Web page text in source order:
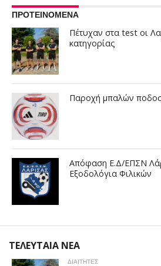
ΠΡΟΤΕΙΝΟΜΕΝΑ
Πέτυχαν στα test οι
κατηγορίας
Παροχή μπαλών
Απόφαση Ε.Δ/ΕΠΣΝ
Εξοδολόγια Φιλικών
ΤΕΛΕΥΤΑΙΑ ΝΕΑ
ΔΙΑΙΤΗΤΕΣ